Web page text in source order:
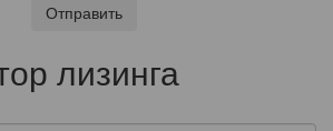
Отправить
лизинга